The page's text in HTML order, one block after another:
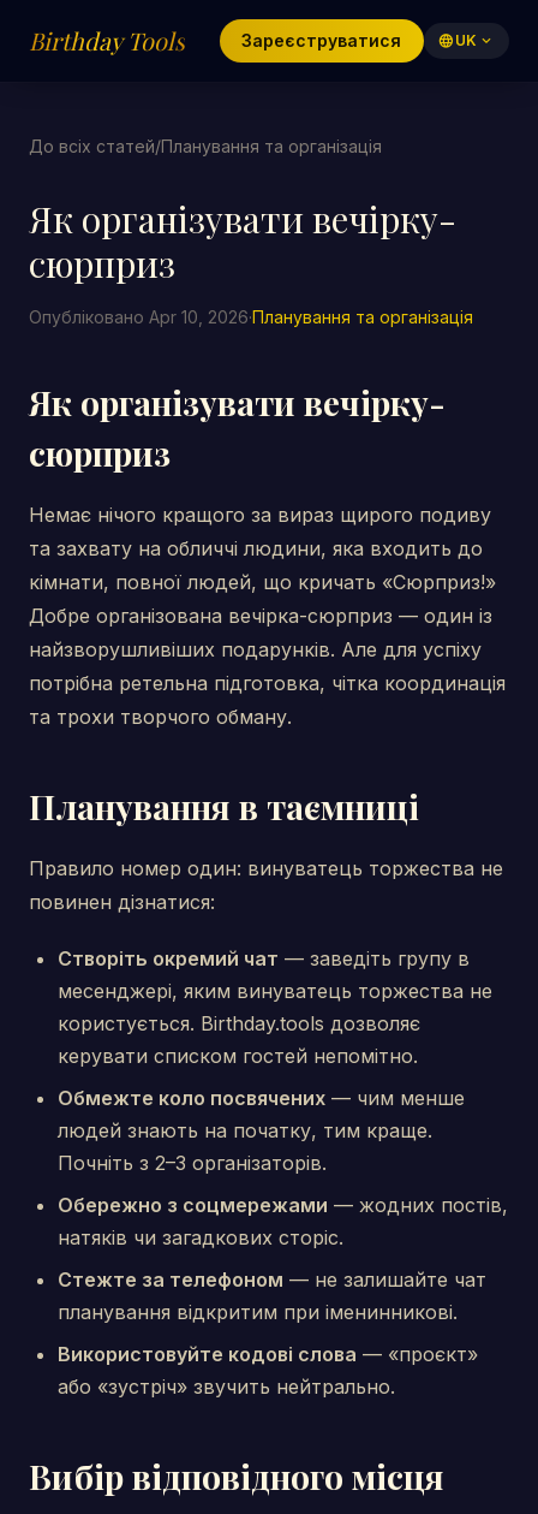
Birthday Tools Зареєструватися language UK expand_more
До всіх статей/Планування та організація
Як організувати вечірку-
сюрприз
Опубліковано Apr 10, 2026·Планування та організація
Як організувати вечірку-
сюрприз
Немає нічого кращого за вираз щирого подиву
та захвату на обличчі людини, яка входить до
кімнати, повної людей, що кричать «Сюрприз!»
Добре організована вечірка-сюрприз — один із
найзворушливіших подарунків. Але для успіху
потрібна ретельна підготовка, чітка координація
та трохи творчого обману.
Планування в таємниці
Правило номер один: винуватець торжества не
повинен дізнатися:
Створіть окремий чат — заведіть групу в
месенджері, яким винуватець торжества не
користується. Birthday.tools дозволяє
керувати списком гостей непомітно.
Обмежте коло посвячених — чим менше
людей знають на початку, тим краще.
Почніть з 2–3 організаторів.
Обережно з соцмережами — жодних постів,
натяків чи загадкових сторіс.
Стежте за телефоном — не залишайте чат
планування відкритим при іменинникові.
Використовуйте кодові слова — «проєкт»
або «зустріч» звучить нейтрально.
Вибір відповідного місця